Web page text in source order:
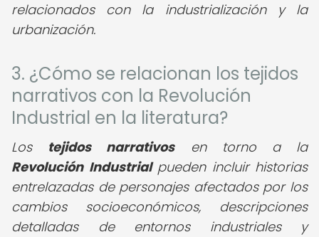
relacionados con la industrialización y la
urbanización.
3. ¿Cómo se relacionan los tejidos
narrativos con la Revolución
Industrial en la literatura?
Los tejidos narrativosen torno a la
Revolución Industrialpueden incluir historias
entrelazadas de personajes afectados por los
cambios socioeconómicos, descripciones
detalladas de entornos industriales y